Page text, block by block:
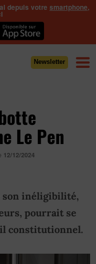
depuis votre smartphone,
Newsletter
Le Pen
12/12/2024
son inéligibilité,
pourrait se
constitutionnel.